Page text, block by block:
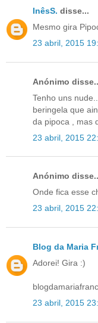
InêsS. disse...
Mesmo gira
23 abril, 2015
Anónimo
Tenho uns
beringela que
da pipoca , mas
23 abril, 2015
Anónimo
Onde fica esse
23 abril, 2015
Blog da Maria
Adorei! Gira :)
23 abril, 2015